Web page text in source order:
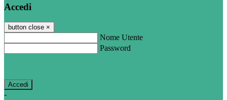
Accedi
button close ×
Nome Utente
Password
-